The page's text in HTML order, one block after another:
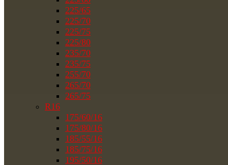
225/65
225/70
225/75
225/80
235/70
235/75
255/70
265/70
265/75
R16
175/60/16
175/80/16
185/55/16
185/75/16
195/50/16